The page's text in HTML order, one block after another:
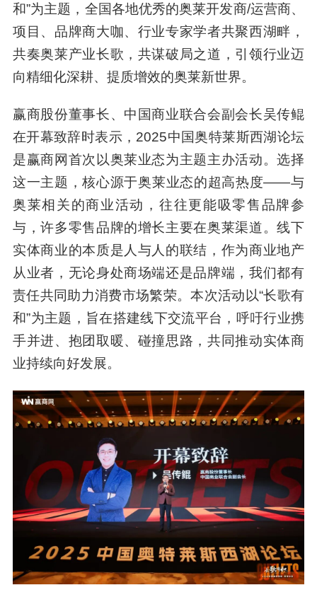
和”为主题，全国各地优秀的奥莱开发商/运营商、
项目、品牌商大咖、行业专家学者共聚西湖畔，
共奏奥莱产业长歌，共谋破局之道，引领行业迈
向精细化深耕、提质增效的奥莱新世界。
赢商股份董事长、中国商业联合会副会长吴传鲲
在开幕致辞时表示，2025中国奥特莱斯西湖论坛
是赢商网首次以奥莱业态为主题主办活动。选择
这一主题，核心源于奥莱业态的超高热度——与
奥莱相关的商业活动，往往更能吸零售品牌参
与，许多零售品牌的增长主要在奥莱渠道。线下
实体商业的本质是人与人的联结，作为商业地产
从业者，无论身处商场端还是品牌端，我们都有
责任共同助力消费市场繁荣。本次活动以“长歌有
和”为主题，旨在搭建线下交流平台，呼吁行业携
手并进、抱团取暖、碰撞思路，共同推动实体商
业持续向好发展。